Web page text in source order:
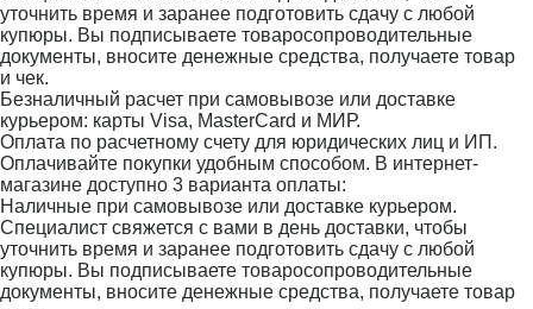
уточнить время и заранее подготовить сдачу с любой
купюры. Вы подписываете товаросопроводительные
документы, вносите денежные средства, получаете товар
и чек.
Безналичный расчет при самовывозе или доставке
курьером: карты Visa, MasterCard и МИР.
Оплата по расчетному счету для юридических лиц и ИП.
Оплачивайте покупки удобным способом. В интернет-
магазине доступно 3 варианта оплаты:
Наличные при самовывозе или доставке курьером.
Специалист свяжется с вами в день доставки, чтобы
уточнить время и заранее подготовить сдачу с любой
купюры. Вы подписываете товаросопроводительные
документы, вносите денежные средства, получаете товар